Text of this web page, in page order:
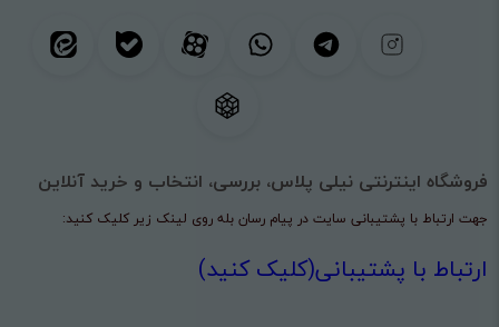
فروشگاه اینترنتی نیلی پلاس، بررسی، انتخاب و خرید آنلاین
جهت ارتباط با پشتیبانی سایت در پیام رسان بله روی لینک زیر کلیک کنید:
ارتباط با پشتیبانی(کلیک کنید)